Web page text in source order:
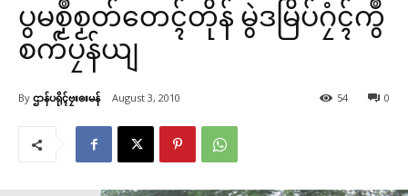
ပွမစၟဳစၟတ်တေၚ်တိုန် မွဲဒမြိပ်ဂၠံၚ်ကွဳ
စက်ပၠန်ယျ
By ဌာန်ပရိုၚ်ဗၠးၜးမန် August 3, 2010 0
54